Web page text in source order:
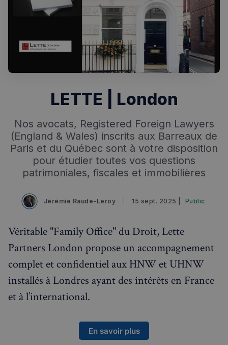
Rechercher dans Français à Londres - Magazine
RECHERCHES POPULAIRES
Annuaire des professionnels
Visites guidées
Événements à venir
LETTE | London
Nos avocats, Registered Foreign Lawyers
(England & Wales) inscrits aux Barreaux de
Paris et du Québec sont à votre disposition
pour étudier toutes vos questions
patrimoniales, fiscales et immobilières
Jérémie Raude-Leroy 15 sept. 2025 | Public
Véritable "Family Office" du Droit, Lette
Partners London propose un accompagnement
complet et confidentiel aux HNW et UHNW
installés à Londres ayant des intérêts en France
et à l’international.
En savoir plus